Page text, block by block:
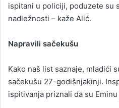
ispitani u policiji, poduzete su
nadležnosti – kaže Alić.
Napravili sačekušu
Kako naš list saznaje, mladići
sačekušu 27-godišnjakinji.
ispitivanja priznali da su